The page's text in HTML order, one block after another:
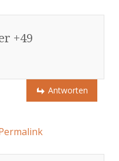
+49
Antworten